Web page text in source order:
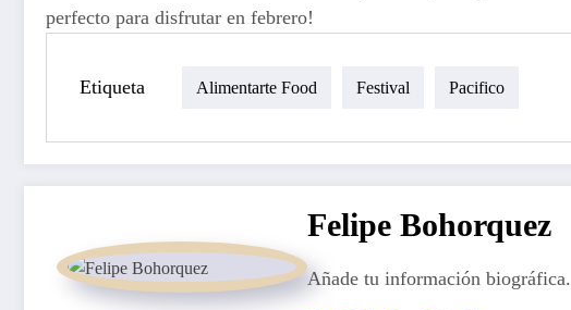
perfecto para disfrutar en febrero!
Etiqueta Alimentarte Food Festival Pacifico
Felipe Bohorquez
Añade tu información biográfica.